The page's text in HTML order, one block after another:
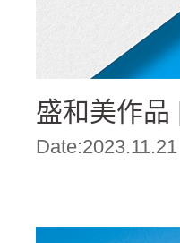
盛和美作品
Date:2023.11.21